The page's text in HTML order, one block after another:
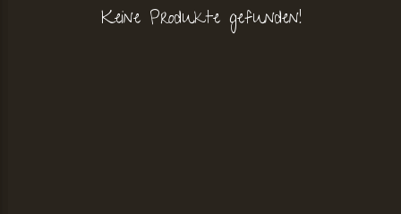
Keine Produkte gefunden!